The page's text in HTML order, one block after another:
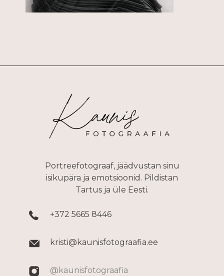
Portreefotograaf, jäädvustan sinu
isikupära ja emotsioonid. Pildistan
Tartus ja üle Eesti.
+372 5665 8446
kristi@kaunisfotograafia.ee
@kaunisfotograafia